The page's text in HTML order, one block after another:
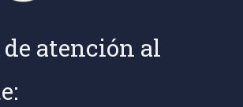
atención al